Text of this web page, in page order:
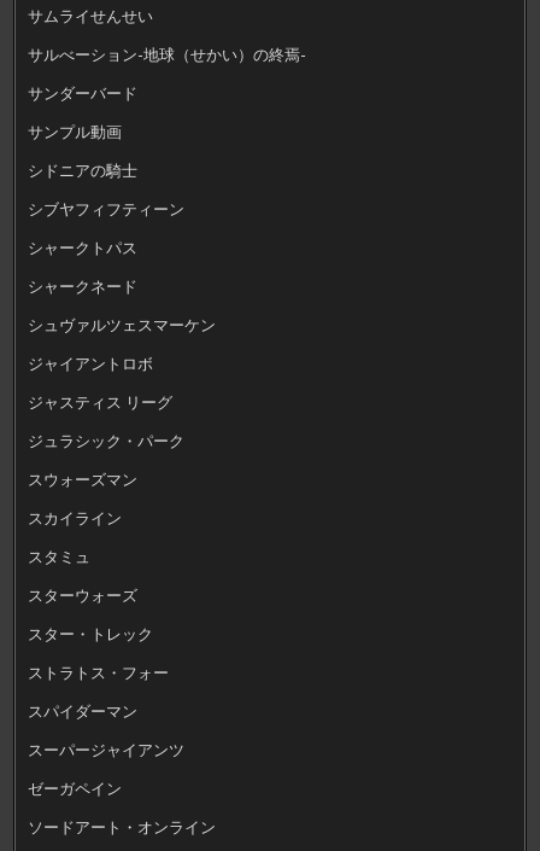
サムライせんせい
サルべーション-地球（せかい）の終焉-
サンダーバード
サンプル動画
シドニアの騎士
シブヤフィフティーン
シャークトパス
シャークネード
シュヴァルツェスマーケン
ジャイアントロボ
ジャスティス リーグ
ジュラシック・パーク
スウォーズマン
スカイライン
スタミュ
スターウォーズ
スター・トレック
ストラトス・フォー
スパイダーマン
スーパージャイアンツ
ゼーガペイン
ソードアート・オンライン